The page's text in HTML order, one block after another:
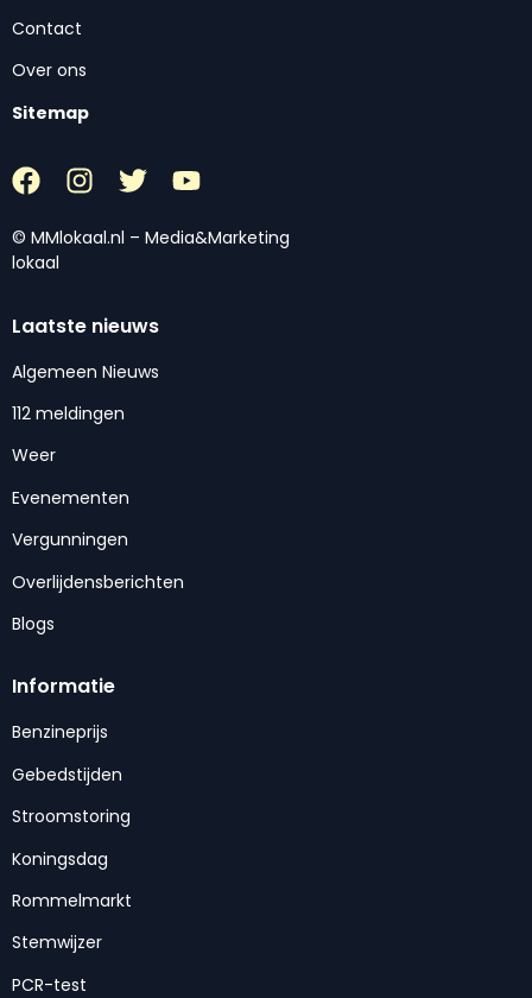
Contact
Over ons
Sitemap
© MMlokaal.nl – Media&Marketing
lokaal
Laatste nieuws
Algemeen Nieuws
112 meldingen
Weer
Evenementen
Vergunningen
Overlijdensberichten
Blogs
Informatie
Benzineprijs
Gebedstijden
Stroomstoring
Koningsdag
Rommelmarkt
Stemwijzer
PCR-test